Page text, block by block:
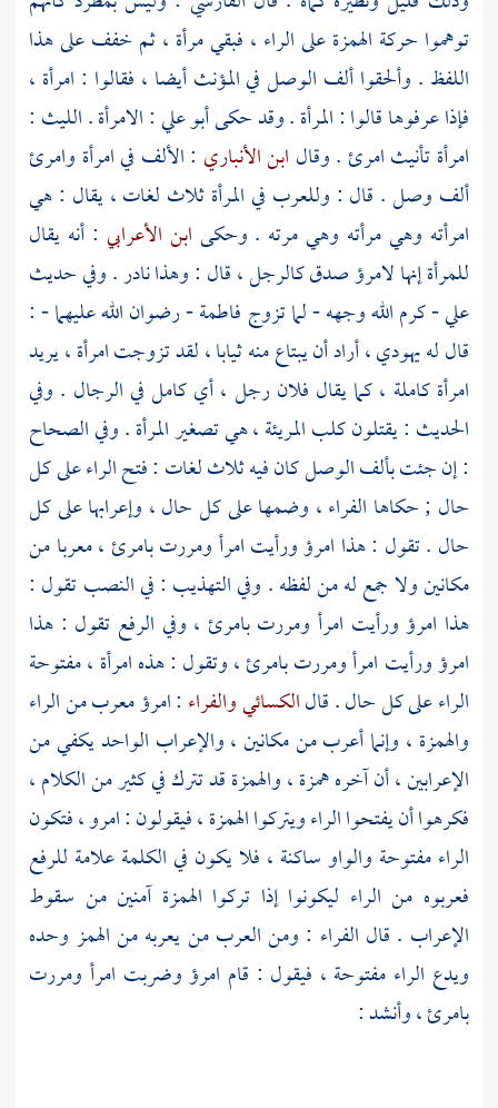
توهموا حركة الهمزة على الراء ، فبقي مرأة ، ثم خفف على هذا
اللفظ . وألحقوا ألف الوصل في المؤنث أيضا ، فقالوا : امرأة ،
فإذا عرفوها قالوا : المرأة . وقد حكىأبو علي: الامرأة .الليث :
امرأة تأنيث امرئ . وقال ابن الأنباري : الألف في امرأة وامرئ
ألف وصل . قال : وللعرب في المرأة ثلاث لغات ، يقال : هي
امرأته وهي مرأته وهي مرته . وحكى ابن الأعرابي : أنه يقال
للمرأة إنها لامرؤ صدق كالرجل ، قال : وهذا نادر . وفي حديث
علي- كرم الله وجهه - لما تزوج فاطمة- رضوان الله عليهما - :
قال له يهودي ، أراد أن يبتاع منه ثيابا ، لقد تزوجت امرأة ، يريد
امرأة كاملة ، كما يقال فلان رجل ، أي كامل في الرجال . وفي
الحديث : يقتلون كلب المريئة ، هي تصغير المرأة . وفي الصحاح
: إن جئت بألف الوصل كان فيه ثلاث لغات : فتح الراء على كل
حال ; حكاها الفراء، وضمها على كل حال ، وإعرابها على كل
حال . تقول : هذا امرؤ ورأيت امرأ ومررت بامرئ ، معربا من
مكانين ولا جمع له من لفظه . وفي التهذيب : في النصب تقول :
هذا امرؤ ورأيت امرأ ومررت بامرئ ، وفي الرفع تقول : هذا
امرؤ ورأيت امرأ ومررت بامرئ ، وتقول : هذه امرأة ، مفتوحة
الراء على كل حال . قالالكسائيوالفراء : امرؤ معرب من الراء
والهمزة ، وإنما أعرب من مكانين ، والإعراب الواحد يكفي من
الإعرابين ، أن آخره همزة ، والهمزة قد تترك في كثير من الكلام ،
فكرهوا أن يفتحوا الراء ويتركوا الهمزة ، فيقولون : امرو ، فتكون
الراء مفتوحة والواو ساكنة ، فلا يكون في الكلمة علامة للرفع
فعربوه من الراء ليكونوا إذا تركوا الهمزة آمنين من سقوط
الإعراب . قال الفراء : ومن العرب من يعربه من الهمز وحده
ويدع الراء مفتوحة ، فيقول : قام امرؤ وضربت امرأ ومررت
بامرئ ، وأنشد :